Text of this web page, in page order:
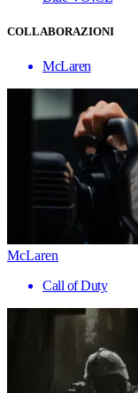
COLLABORAZIONI
McLaren
McLaren
Call of Duty